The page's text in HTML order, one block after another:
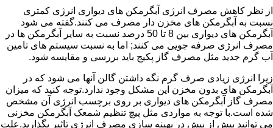
از نظر کاهش مصرف انرژی آبگرمکن های دیواری انرژی کمتری
نسبت به آبگرمکن های مخزن دار مصرف می کنند.گفته می شود
آبگرمکن های دیواری بین 8 تا 50 درصد نسبت به سایر آبگرمکن ها در
مصرف انرژی صرفه جویی می کنند; اما به نسبت سیستم های تامین
آب گرم جدید مثل مصرف گاز پکیج باید بررسی و مقایسه شود.
زیرا انرژی زیادی صرف گرم نگه داشتن گالن آنها می شود که در
آبگرمکن های بدون مخزن این مشکل وجود ندارد.توجه کنید که میزان
مصرف گاز آبگرمکن های دیواری بر روی برچسب انرژی آن مشخص
شده است.با توجه به مواردی مثل پیچ تنظیم شمعک آبگرمکن مخزنی
می توانید بیش از پیش در بهینه سازی مصرف انرژی تاثیر بگذارید.علت